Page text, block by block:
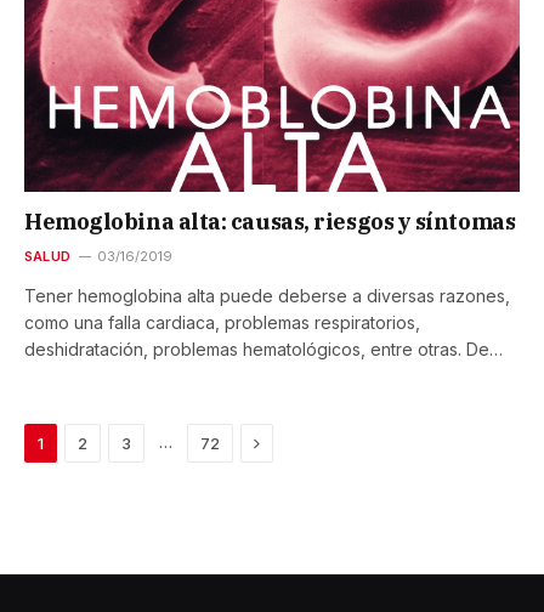
Hemoglobina alta: causas, riesgos y síntomas
SALUD 03/16/2019
Tener hemoglobina alta puede deberse a diversas razones,
como una falla cardiaca, problemas respiratorios,
deshidratación, problemas hematológicos, entre otras. De…
1 2 3 … 72 Next